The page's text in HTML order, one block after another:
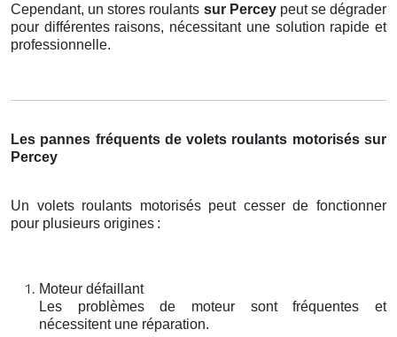
Cependant, un stores roulants sur Percey peut se dégrader
pour différentes raisons, nécessitant une solution rapide et
professionnelle.
Les pannes fréquents de volets roulants motorisés sur
Percey
Un volets roulants motorisés peut cesser de fonctionner
pour plusieurs origines :
Moteur défaillant
Les problèmes de moteur sont fréquentes et
nécessitent une réparation.